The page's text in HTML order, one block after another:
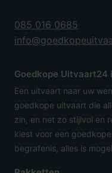
085 016 0685
Goedkope Uitvaart24
Een uitvaart naar uw
goedkope uitvaart die
zin, en net zo stijlvol en
kiest voor een
begrafenis, alles is